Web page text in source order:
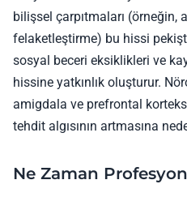
bilişsel çarpıtmaları (örneğin,
felaketleştirme) bu hissi
sosyal beceri eksiklikleri ve
hissine yatkınlık oluşturur.
amigdala ve prefrontal
tehdit algısının artmasına
Ne Zaman